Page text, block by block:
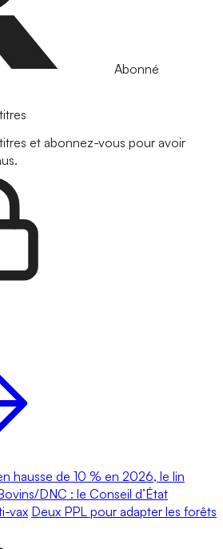
Abonné
et abonnez-vous pour avoir
hausse de 10 % en 2026, le lin
DNC : le Conseil d’État
vax Deux PPL pour adapter les forêts